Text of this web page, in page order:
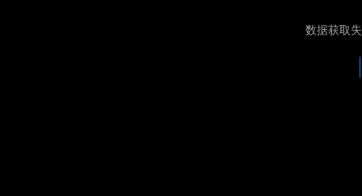
数据获取